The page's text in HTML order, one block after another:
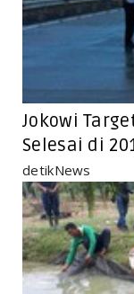
Jokowi
Selesai di
detikNews